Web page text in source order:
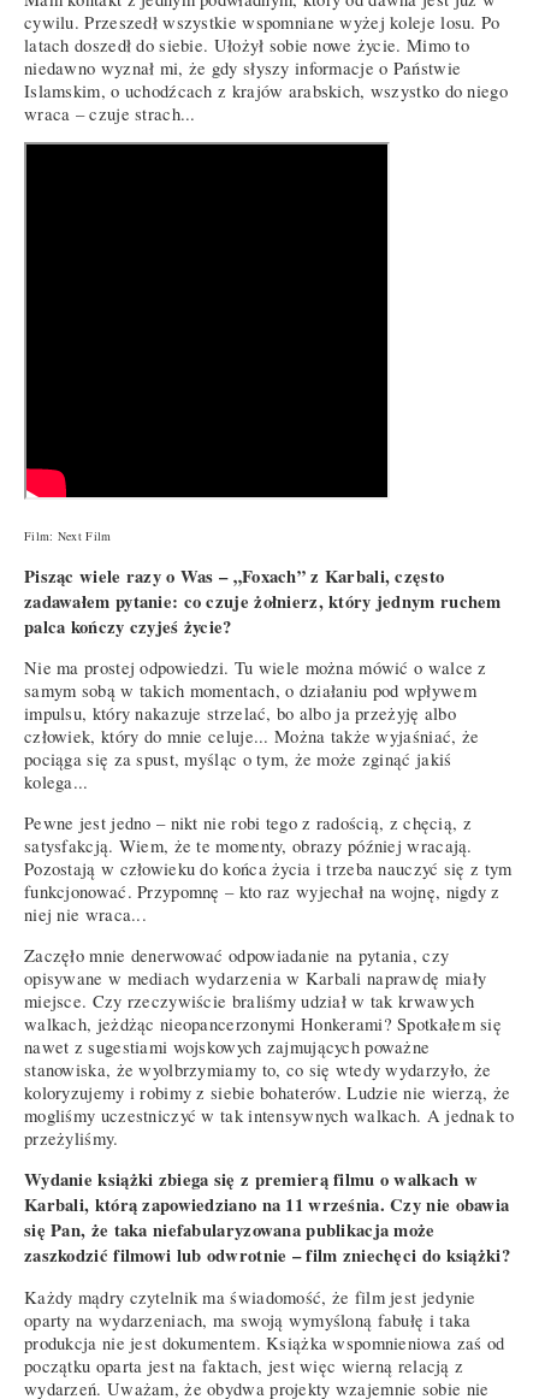
cywilu. Przeszedł wszystkie wspomniane wyżej koleje losu. Po
latach doszedł do siebie. Ułożył sobie nowe życie. Mimo to
niedawno wyznał mi, że gdy słyszy informacje o Państwie
Islamskim, o uchodźcach z krajów arabskich, wszystko do niego
wraca – czuje strach...
Film: Next Film
Pisząc wiele razy o Was – „Foxach” z Karbali, często
zadawałem pytanie: co czuje żołnierz, który jednym ruchem
palca kończy czyjeś życie?
Nie ma prostej odpowiedzi. Tu wiele można mówić o walce z
samym sobą w takich momentach, o działaniu pod wpływem
impulsu, który nakazuje strzelać, bo albo ja przeżyję albo
człowiek, który do mnie celuje... Można także wyjaśniać, że
pociąga się za spust, myśląc o tym, że może zginąć jakiś
kolega...
Pewne jest jedno – nikt nie robi tego z radością, z chęcią, z
satysfakcją. Wiem, że te momenty, obrazy później wracają.
Pozostają w człowieku do końca życia i trzeba nauczyć się z tym
funkcjonować. Przypomnę – kto raz wyjechał na wojnę, nigdy z
niej nie wraca...
Zaczęło mnie denerwować odpowiadanie na pytania, czy
opisywane w mediach wydarzenia w Karbali naprawdę miały
miejsce. Czy rzeczywiście braliśmy udział w tak krwawych
walkach, jeżdżąc nieopancerzonymi Honkerami? Spotkałem się
nawet z sugestiami wojskowych zajmujących poważne
stanowiska, że wyolbrzymiamy to, co się wtedy wydarzyło, że
koloryzujemy i robimy z siebie bohaterów. Ludzie nie wierzą, że
mogliśmy uczestniczyć w tak intensywnych walkach. A jednak to
przeżyliśmy.
Wydanie książki zbiega się z premierą filmu o walkach w
Karbali, którą zapowiedziano na 11 września. Czy nie obawia
się Pan, że taka niefabularyzowana publikacja może
zaszkodzić filmowi lub odwrotnie – film zniechęci do książki?
Każdy mądry czytelnik ma świadomość, że film jest jedynie
oparty na wydarzeniach, ma swoją wymyśloną fabułę i taka
produkcja nie jest dokumentem. Książka wspomnieniowa zaś od
początku oparta jest na faktach, jest więc wierną relacją z
wydarzeń. Uważam, że obydwa projekty wzajemnie sobie nie